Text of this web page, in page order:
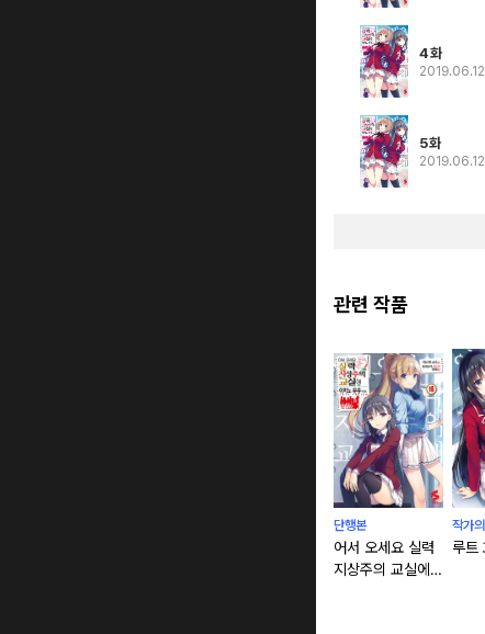
4화
2019.06.12
5화
2019.06.12
관련 작품
단행본
어서 오세요 실력
지상주의 교실에
작가
루트